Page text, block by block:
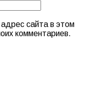
сайта в этом
комментариев.